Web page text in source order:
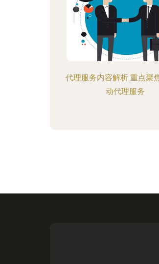
代理服务内容解析 重点聚
动代理服务